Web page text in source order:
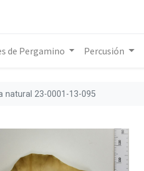
de Pergamino Percusión
natural 23-0001-13-095